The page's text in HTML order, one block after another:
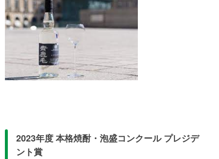
2023年度 本格焼酎・泡盛コンクール プレジデ
ント賞